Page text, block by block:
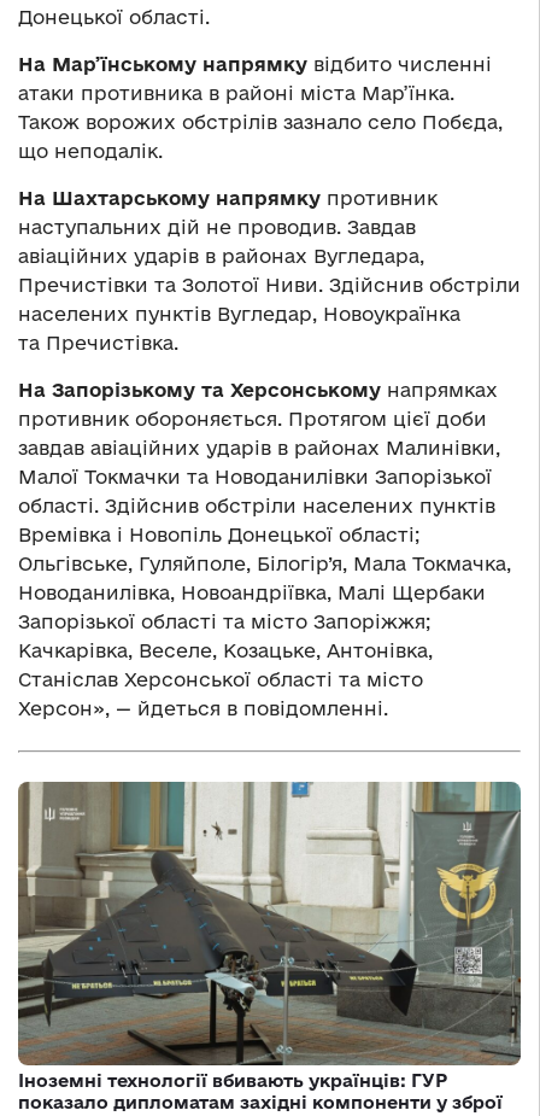
Донецької області.
На Мар’їнському напрямку відбито численні
атаки противника в районі міста Мар’їнка.
Також ворожих обстрілів зазнало село Побєда,
що неподалік.
На Шахтарському напрямку противник
наступальних дій не проводив. Завдав
авіаційних ударів в районах Вугледара,
Пречистівки та Золотої Ниви. Здійснив обстріли
населених пунктів Вугледар, Новоукраїнка
та Пречистівка.
На Запорізькому та Херсонському напрямках
противник обороняється. Протягом цієї доби
завдав авіаційних ударів в районах Малинівки,
Малої Токмачки та Новоданилівки Запорізької
області. Здійснив обстріли населених пунктів
Времівка і Новопіль Донецької області;
Ольгівське, Гуляйполе, Білогір’я, Мала Токмачка,
Новоданилівка, Новоандріївка, Малі Щербаки
Запорізької області та місто Запоріжжя;
Качкарівка, Веселе, Козацьке, Антонівка,
Станіслав Херсонської області та місто
Херсон», — йдеться в повідомленні.
Іноземні технології вбивають українців: ГУР
показало дипломатам західні компоненти у зброї